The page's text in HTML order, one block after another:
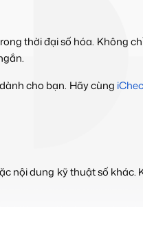
thời đại số hóa. Không
cho bạn. Hãy cùng
nội dung kỹ thuật số